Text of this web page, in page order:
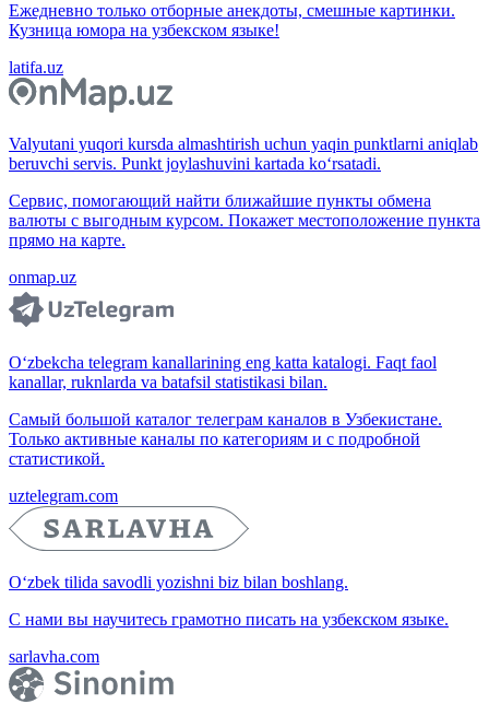
Ежедневно только отборные анекдоты, смешные картинки.
Кузница юмора на узбекском языке!
latifa.uz
Valyutani yuqori kursda almashtirish uchun yaqin punktlarni aniqlab
beruvchi servis. Punkt joylashuvini kartada ko‘rsatadi.
Сервис, помогающий найти ближайшие пункты обмена
валюты с выгодным курсом. Покажет местоположение пункта
прямо на карте.
onmap.uz
O‘zbekcha telegram kanallarining eng katta katalogi. Faqt faol
kanallar, ruknlarda va batafsil statistikasi bilan.
Самый большой каталог телеграм каналов в Узбекистане.
Только активные каналы по категориям и с подробной
статистикой.
uztelegram.com
O‘zbek tilida savodli yozishni biz bilan boshlang.
С нами вы научитесь грамотно писать на узбекском языке.
sarlavha.com